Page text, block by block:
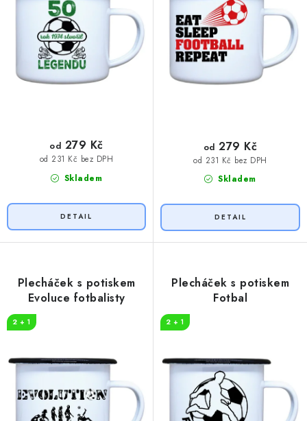
Skladem
od 231 Kč bez DPH
od 279 Kč
Skladem
od 231 Kč bez DPH
od 279 Kč
Plecháček s potiskem
Evoluce fotbalisty
2 + 1
Plecháček s potiskem
Fotbal
2 + 1